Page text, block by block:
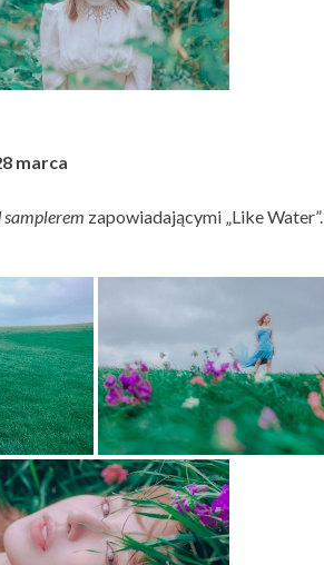
marca
samplerem zapowiadającymi „Like Water”.